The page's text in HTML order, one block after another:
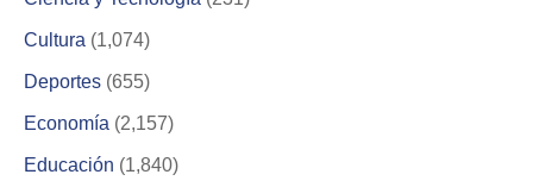
Cultura (1,074)
Deportes (655)
Economía (2,157)
Educación (1,840)